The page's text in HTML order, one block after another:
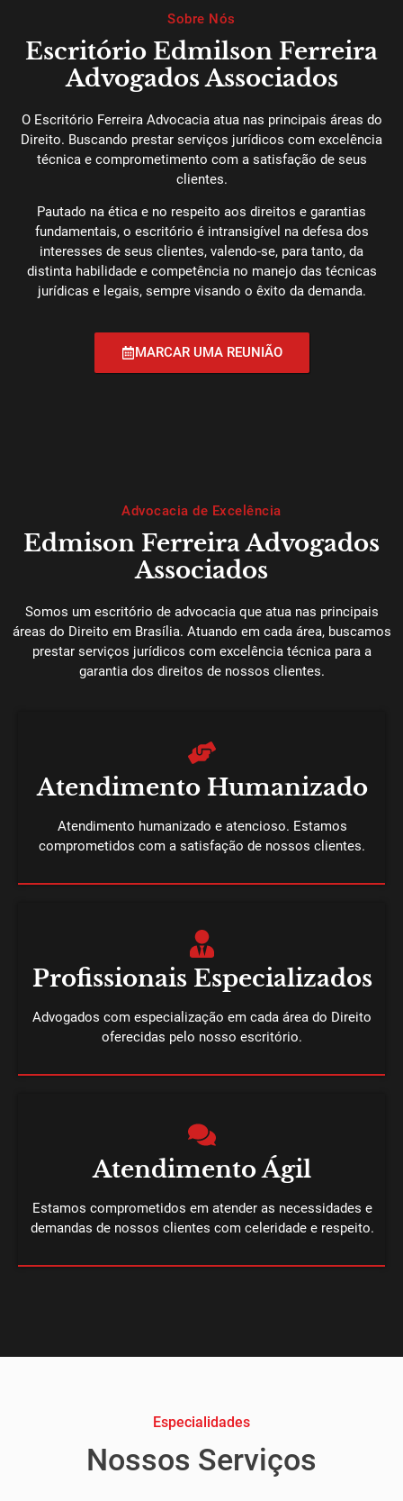
Sobre Nós
Escritório Edmilson Ferreira
Advogados Associados
O Escritório Ferreira Advocacia atua nas principais áreas do
Direito. Buscando prestar serviços jurídicos com excelência
técnica e comprometimento com a satisfação de seus
clientes.
Pautado na ética e no respeito aos direitos e garantias
fundamentais, o escritório é intransigível na defesa dos
interesses de seus clientes, valendo-se, para tanto, da
distinta habilidade e competência no manejo das técnicas
jurídicas e legais, sempre visando o êxito da demanda.
MARCAR UMA REUNIÃO
Advocacia de Excelência
Edmison Ferreira Advogados
Associados
Somos um escritório de advocacia que atua nas principais
áreas do Direito em Brasília. Atuando em cada área, buscamos
prestar serviços jurídicos com excelência técnica para a
garantia dos direitos de nossos clientes.
Atendimento Humanizado
Atendimento humanizado e atencioso. Estamos
comprometidos com a satisfação de nossos clientes.
Profissionais Especializados
Advogados com especialização em cada área do Direito
oferecidas pelo nosso escritório.
Atendimento Ágil
Estamos comprometidos em atender as necessidades e
demandas de nossos clientes com celeridade e respeito.
Especialidades
Nossos Serviços